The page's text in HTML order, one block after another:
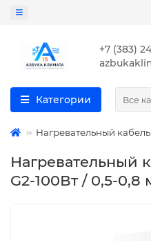
+7 (383)
Категории Все
Нагревательный
Нагревательный
G2-100Вт / 0,5-0,8